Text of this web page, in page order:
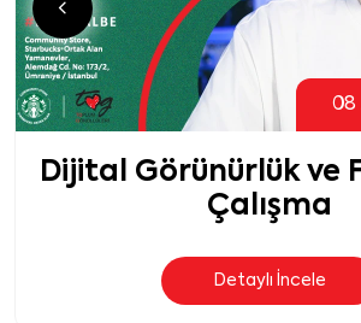
08 Ağustos 2026
ve Freelance